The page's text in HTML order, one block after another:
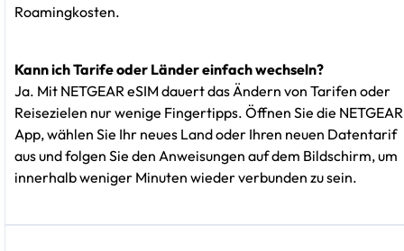
Roamingkosten.
Kann ich Tarife oder Länder einfach wechseln?
Ja. Mit NETGEAR eSIM dauert das Ändern von Tarifen oder
Reisezielen nur wenige Fingertipps. Öffnen Sie die NETGEAR
App, wählen Sie Ihr neues Land oder Ihren neuen Datentarif
aus und folgen Sie den Anweisungen auf dem Bildschirm, um
innerhalb weniger Minuten wieder verbunden zu sein.